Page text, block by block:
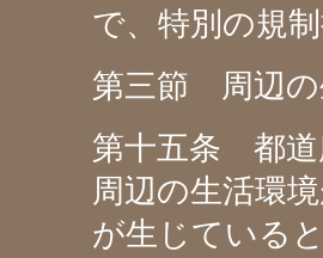
で、特別の規
第三節 周辺の
第十五条 都道
周辺の生活環
が生じている